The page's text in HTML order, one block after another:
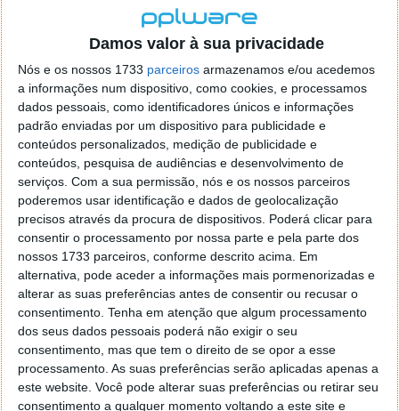
Damos valor à sua privacidade
Nós e os nossos 1733 parceiros armazenamos e/ou acedemos
a informações num dispositivo, como cookies, e processamos
dados pessoais, como identificadores únicos e informações
padrão enviadas por um dispositivo para publicidade e
conteúdos personalizados, medição de publicidade e
conteúdos, pesquisa de audiências e desenvolvimento de
serviços. Com a sua permissão, nós e os nossos parceiros
poderemos usar identificação e dados de geolocalização
precisos através da procura de dispositivos. Poderá clicar para
consentir o processamento por nossa parte e pela parte dos
nossos 1733 parceiros, conforme descrito acima. Em
alternativa, pode aceder a informações mais pormenorizadas e
alterar as suas preferências antes de consentir ou recusar o
consentimento. Tenha em atenção que algum processamento
dos seus dados pessoais poderá não exigir o seu
consentimento, mas que tem o direito de se opor a esse
processamento. As suas preferências serão aplicadas apenas a
este website. Você pode alterar suas preferências ou retirar seu
consentimento a qualquer momento voltando a este site e
localizaçao referida n se encontra la nada k me permita por
o firefox como browser predefenido
Ja percorri o painel
tentei apagar o explorer na tentativa de forçar o uso do
firefox mas em vao. Kaso te lembres de outra dica fico
agradecido, caso contrario obrigado a mesma
Responder
Vítor M.
7 de Novembro de 2005 às 01:39
@Reporter
Desculpa mas o link funciona. Seja como for segue por mail
o MSn Messenger 8.
Responder
Vítor M.
@Rui
Tens de encontrar o que te falei. Faz da seguinte maneira,
janela iniciar e no topo dessa janela com o botão direito do
rato faz propriedades. Depois no separador Menu ‘Iniciar’
clica no botão ‘Personalizar’ aí encontrarás no separador